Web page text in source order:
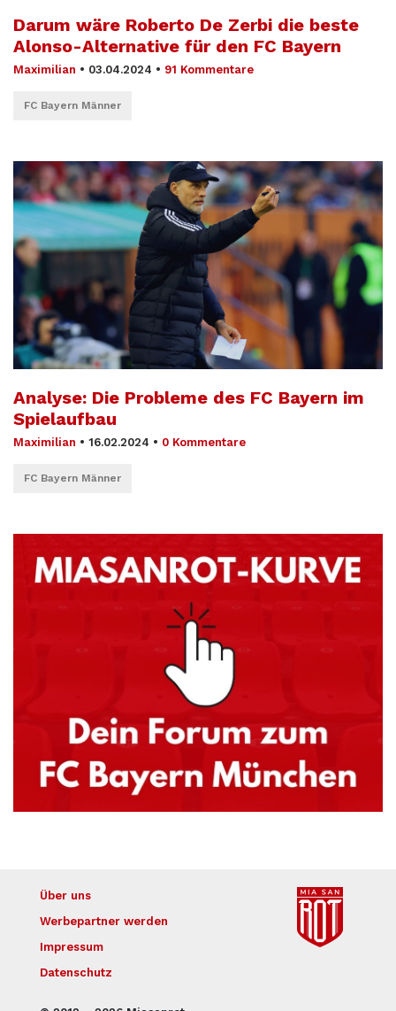
Darum wäre Roberto De Zerbi die beste
Alonso-Alternative für den FC Bayern
Maximilian • 03.04.2024 • 91 Kommentare
FC Bayern Männer
Analyse: Die Probleme des FC Bayern im
Spielaufbau
Maximilian • 16.02.2024 • 0 Kommentare
FC Bayern Männer
Über uns
Werbepartner werden
Impressum
Datenschutz